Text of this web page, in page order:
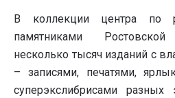
В коллекции центра по
памятниками
несколько тысяч изданий с
– записями, печатями,
суперэкслибрисами